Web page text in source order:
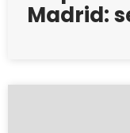
Madrid: